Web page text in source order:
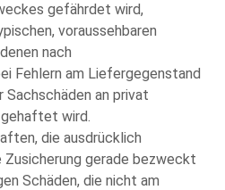
gefährdet wird,
voraussehbaren
nach
Fehlern am Liefergegenstand
an privat
wird.
die ausdrücklich
Zusicherung gerade bezweckt
Schäden, die nicht am